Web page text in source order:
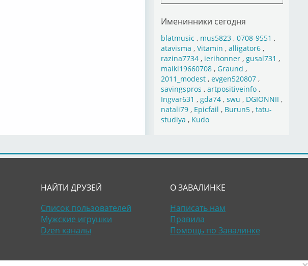
Именинники сегодня
blatmusic , mus5823, 0708-9551 ,
atavisma , Vitamin , alligator6,
razina7734, ierihonner, gusal731 ,
maikl19660708, Graund ,
2011_modest, evgen520807,
savingspros , artpositiveinfo,
Ingvar631 , gda74, swu , DGIONNII ,
natali79, Epicfail , Burun5, tatu-
studiya , Kudo
НАЙТИ ДРУЗЕЙ
Список пользователей
Мужские игрушки
Dzen каналы
О ЗАВАЛИНКЕ
Написать нам
Правила
Помощь по Завалинке